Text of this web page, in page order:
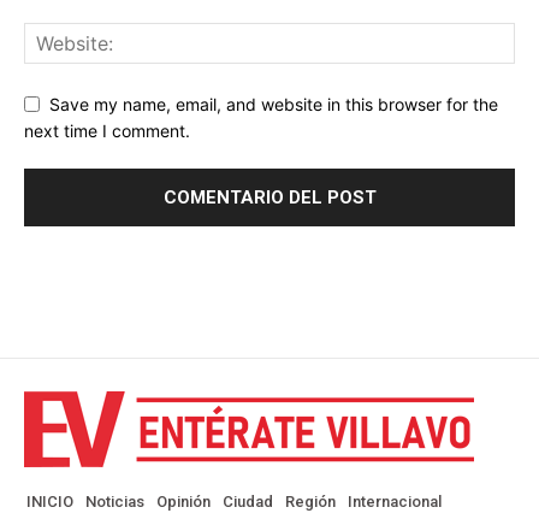
Save my name, email, and website in this browser for the
next time I comment.
INICIO Noticias Opinión Ciudad Región Internacional